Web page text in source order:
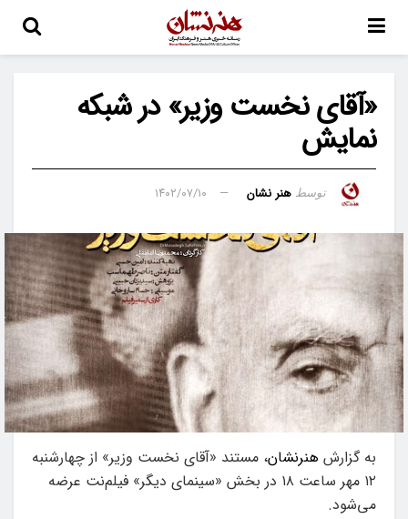
«آقای نخست وزیر» در شبکه
نمایش
توسط هنر نشان ۱۴۰۲/۰۷/۱۰
به گزارش هنرنشان، مستند «آقای نخست وزیر» از چهارشنبه
۱۲ مهر ساعت ۱۸ در بخش «سینمای دیگر» فیلم‌نت عرضه
می‌شود.